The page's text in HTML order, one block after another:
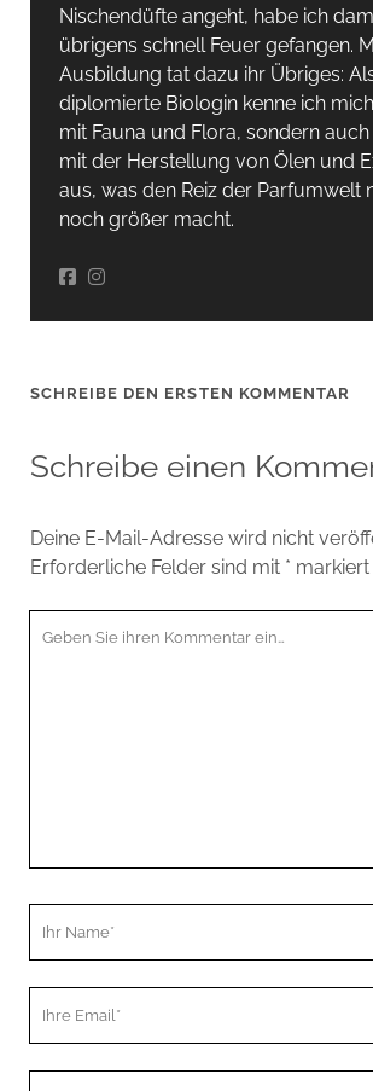
Nischendüfte angeht, habe ich
übrigens schnell Feuer gefangen.
Ausbildung tat dazu ihr Übriges:
diplomierte Biologin kenne ich
mit Fauna und Flora, sondern
mit der Herstellung von Ölen und
aus, was den Reiz der Parfumwelt
noch größer macht.
SCHREIBE DEN ERSTEN KOMMENTAR
Schreibe einen
Deine E-Mail-Adresse wird nicht
Erforderliche Felder sind mit * markiert